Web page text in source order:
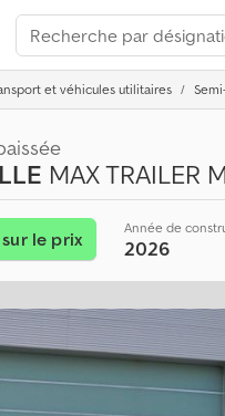
et véhicules utilitaires
MAX TRAILER
le prix
Année de
2026